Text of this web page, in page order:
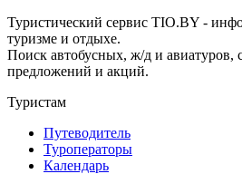
Туристический сервис TIO.BY -
туризме и отдыхе.
Поиск автобусных, ж/д и авиатуров,
предложений и акций.
Туристам
Путеводитель
Туроператоры
Календарь